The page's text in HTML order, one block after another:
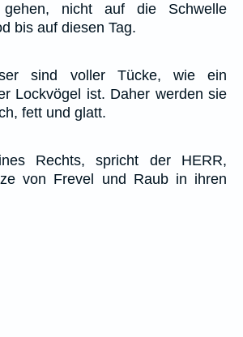
nicht auf die Schwelle
bis auf diesen Tag.
sind voller Tücke, wie ein
Lockvögel ist. Daher werden sie
fett und glatt.
Rechts, spricht der HERR,
von Frevel und Raub in ihren